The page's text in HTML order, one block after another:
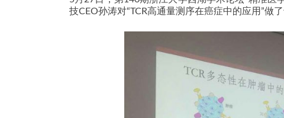
技CEO孙涛对“TCR高通量测序在癌症中的应用”做了